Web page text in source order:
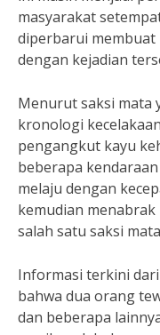
masyarakat
diperbarui membuat
dengan kejadian
Menurut saksi mata
kronologi
pengangkut kayu
beberapa
melaju dengan
kemudian menabrak
salah satu saksi
Informasi terkini
bahwa dua orang
dan beberapa